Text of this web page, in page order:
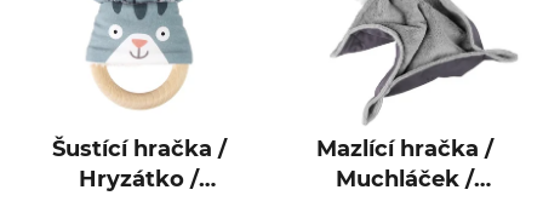
Šustící hračka /
Hryzátko /
Mazlící hračka /
Muchláček /